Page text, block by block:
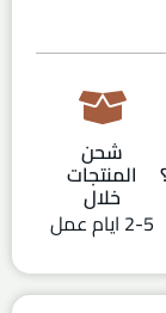
شحن
المنتجات
خلال
2-5 ايام عمل